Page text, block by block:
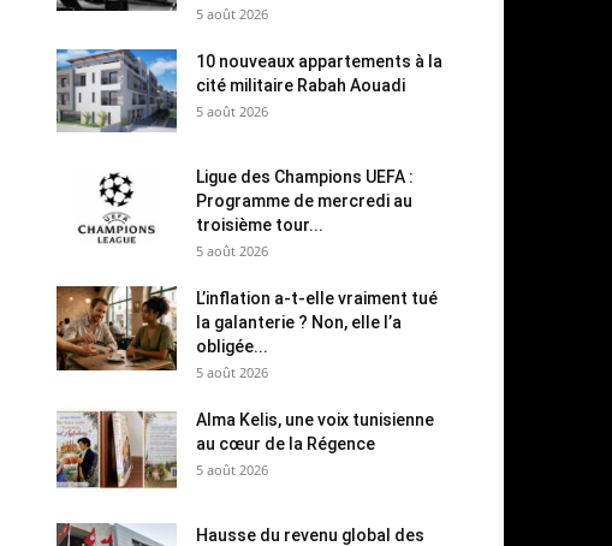
5 août 2026
10 nouveaux appartements à la
cité militaire Rabah Aouadi
5 août 2026
Ligue des Champions UEFA :
Programme de mercredi au
troisième tour...
5 août 2026
L’inflation a-t-elle vraiment tué
la galanterie ? Non, elle l’a
obligée...
5 août 2026
Alma Kelis, une voix tunisienne
au cœur de la Régence
5 août 2026
Hausse du revenu global des